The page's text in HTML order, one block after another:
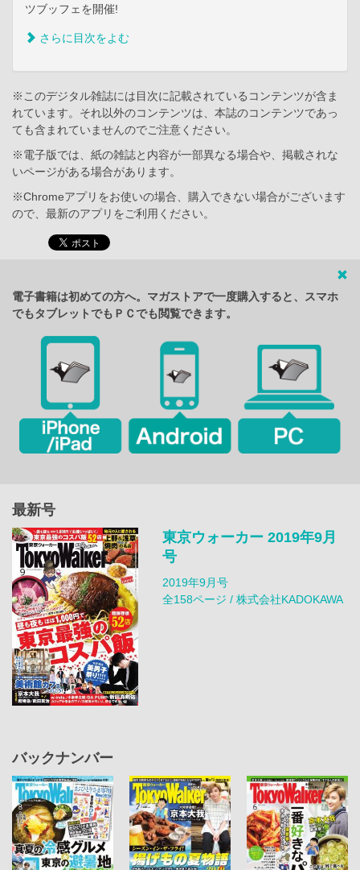
ツブッフェを開催!
さらに目次をよむ
※このデジタル雑誌には目次に記載されているコンテンツが含ま
れています。それ以外のコンテンツは、本誌のコンテンツであっ
ても含まれていませんのでご注意ください。
※電子版では、紙の雑誌と内容が一部異なる場合や、掲載されな
いページがある場合があります。
※Chromeアプリをお使いの場合、購入できない場合がございます
ので、最新のアプリをご利用ください。
電子書籍は初めての方へ。マガストアで一度購入すると、スマホ
でもタブレットでもＰＣでも閲覧できます。
最新号
東京ウォーカー 2019年9月
号
2019年9月号
全158ページ / 株式会社KADOKAWA
バックナンバー